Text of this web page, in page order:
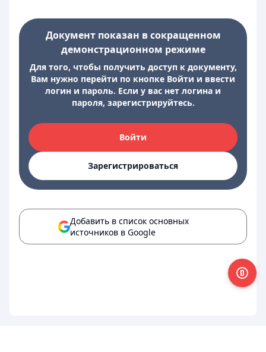
Документ показан в сокращенном
демонстрационном режиме
Для того, чтобы получить доступ к документу,
Вам нужно перейти по кнопке Войти и ввести
логин и пароль. Если у вас нет логина и
пароля, зарегистрируйтесь.
Войти
Зарегистрироваться
Добавить в список основных
источников в Google